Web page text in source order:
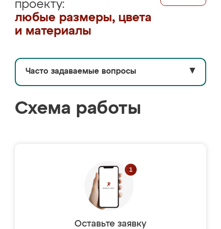
проекту:
любые размеры, цвета
и материалы
Часто задаваемые вопросы ▼
Схема работы
Оставьте заявку